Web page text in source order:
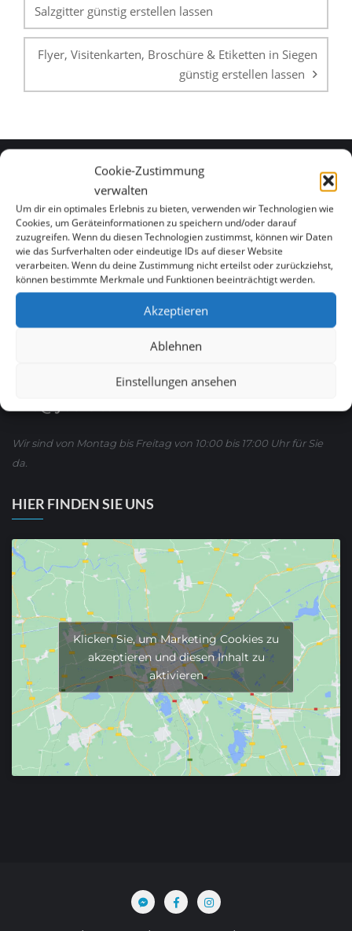
Cookie-Zustimmung
verwalten
Um dir ein optimales Erlebnis zu bieten, verwenden wir Technologien wie
Cookies, um Geräteinformationen zu speichern und/oder darauf
zuzugreifen. Wenn du diesen Technologien zustimmst, können wir Daten
wie das Surfverhalten oder eindeutige IDs auf dieser Website
verarbeiten. Wenn du deine Zustimmung nicht erteilst oder zurückziehst,
können bestimmte Merkmale und Funktionen beeinträchtigt werden.
Akzeptieren
Ablehnen
Einstellungen ansehen
Salzgitter günstig erstellen lassen
Flyer, Visitenkarten, Broschüre & Etiketten in Siegen
günstig erstellen lassen
WHATSAPP & E-MAIL
Ruf Sie uns an
0621 / 54 56 00 53
oder schreiben Sie uns über WhatsApp:
Wir sind von Montag bis Freitag von 10:00 bis 17:00 Uhr für Sie
da.
HIER FINDEN SIE UNS
Klicken Sie, um Marketing Cookies zu
akzeptieren und diesen Inhalt zu
aktivieren